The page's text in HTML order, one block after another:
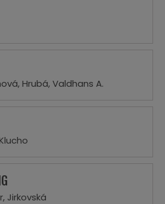
Hrubá, Valdhans A.
Jirkovská